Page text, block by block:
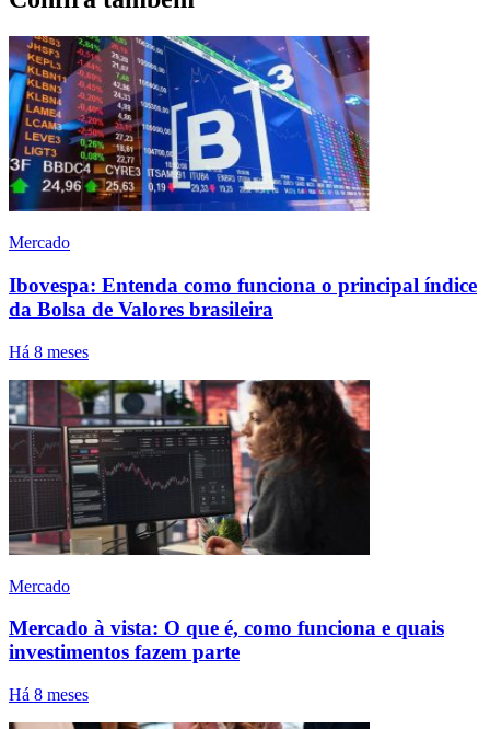
Mercado
Ibovespa: Entenda como funciona o principal índice
da Bolsa de Valores brasileira
Há 8 meses
Mercado
Mercado à vista: O que é, como funciona e quais
investimentos fazem parte
Há 8 meses